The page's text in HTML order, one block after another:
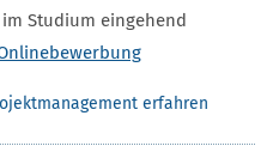
Studium eingehend
erfahren